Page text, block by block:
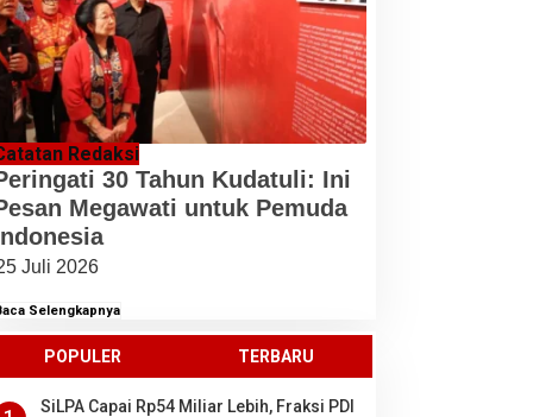
Redaksi
30 Tahun Kudatuli: Ini
Megawati untuk Pemuda
Juli 2026
Selengkapnya
POPULER TERBARU
SiLPA Capai Rp54 Miliar Lebih, Fraksi PDI